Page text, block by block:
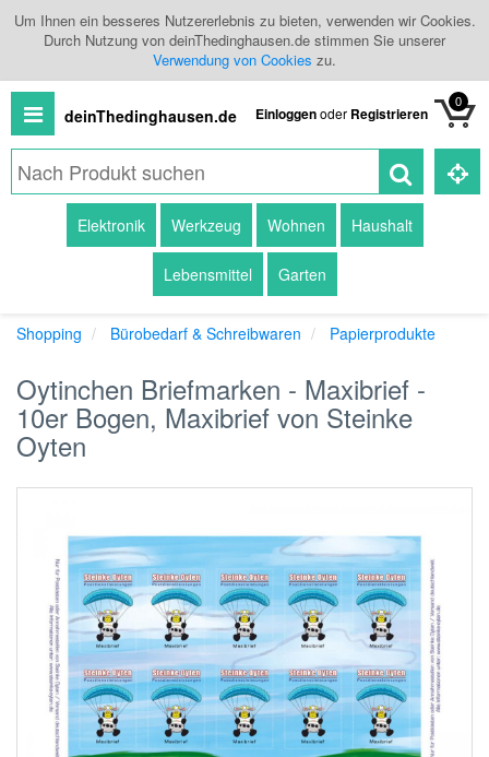
Um Ihnen ein besseres Nutzererlebnis zu bieten, verwenden wir Cookies.
Durch Nutzung von deinThedinghausen.de stimmen Sie unserer
Verwendung von Cookies zu.
deinThedinghausen.de Einloggenoder Registrieren
0
Produkte
Händlerübersicht
Branchenbuch
Elektronik Werkzeug Wohnen Haushalt
Lebensmittel Garten
Shopping Bürobedarf & Schreibwaren Papierprodukte
Oytinchen Briefmarken - Maxibrief -
10er Bogen, Maxibrief von Steinke
Oyten